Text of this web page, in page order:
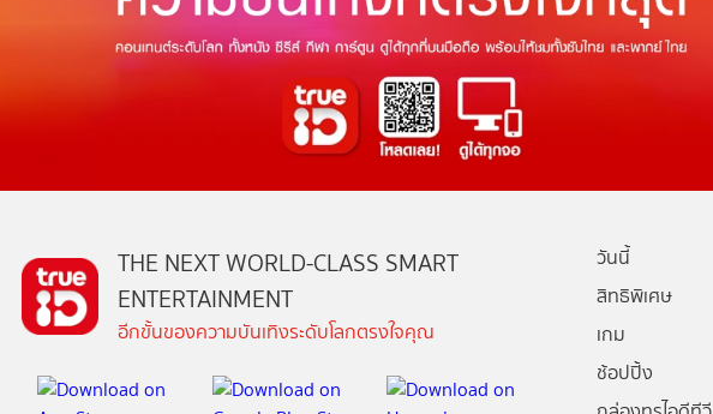
THE NEXT WORLD-CLASS SMART
ENTERTAINMENT
อีกขั้นของความบันเทิงระดับโลกตรงใจคุณ
วันนี้
สิทธิพิเศษ
เกม
ช้อปปิ้ง